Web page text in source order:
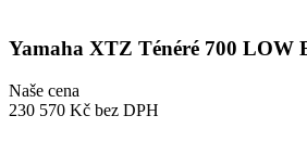
Yamaha XTZ Ténéré 700 LOW
Naše cena
230 570 Kč bez DPH